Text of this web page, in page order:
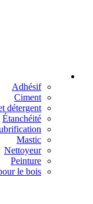
Adhésif
Ciment
détergent
Étanchéité
Mastic
Nettoyeur
Peinture
le bois